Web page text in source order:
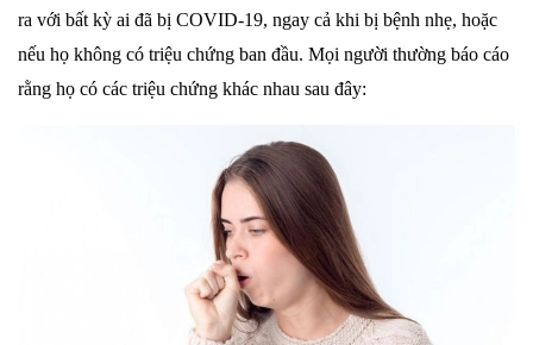
ra với bất kỳ ai đã bị COVID-19, ngay cả khi bị bệnh nhẹ, hoặc
nếu họ không có triệu chứng ban đầu. Mọi người thường báo cáo
rằng họ có các triệu chứng khác nhau sau đây: